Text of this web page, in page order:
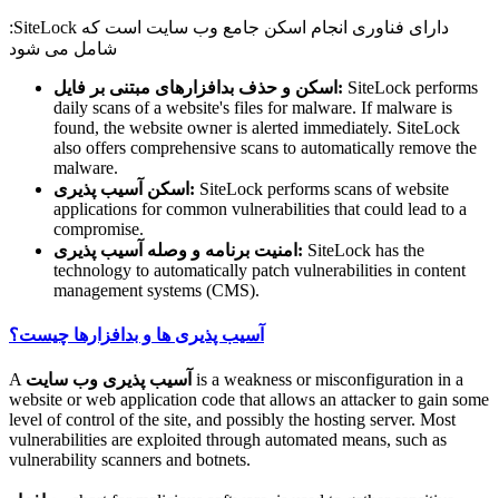
:SiteLock دارای فناوری انجام اسکن جامع وب سایت است که
شامل می شود
اسکن و حذف بدافزارهای مبتنی بر فایل: SiteLock performs
daily scans of a website's files for malware. If malware is
found, the website owner is alerted immediately. SiteLock
also offers comprehensive scans to automatically remove the
malware.
اسکن آسیب پذیری: SiteLock performs scans of website
applications for common vulnerabilities that could lead to a
compromise.
امنیت برنامه و وصله آسیب پذیری: SiteLock has the
technology to automatically patch vulnerabilities in content
management systems (CMS).
آسیب پذیری ها و بدافزارها چیست؟
A آسیب پذیری وب سایت is a weakness or misconfiguration in a
website or web application code that allows an attacker to gain some
level of control of the site, and possibly the hosting server. Most
vulnerabilities are exploited through automated means, such as
vulnerability scanners and botnets.